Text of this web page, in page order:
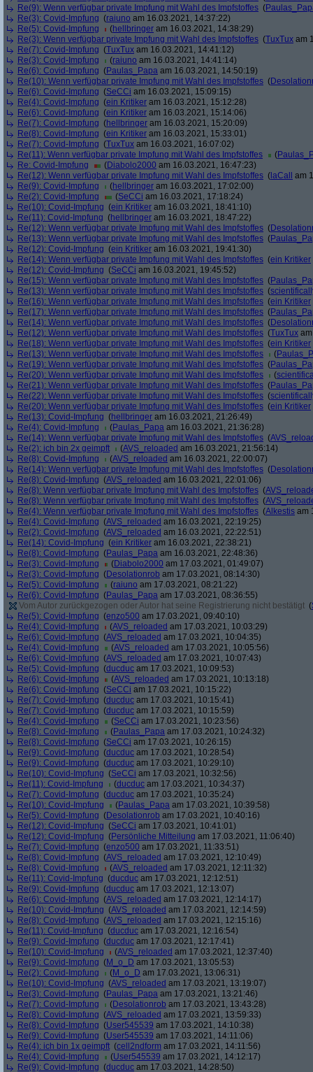
Re(9): Wenn verfügbar private Impfung mit Wahl des Impfstoffes (
Re(3): Covid-Impfung (raiuno am 16.03.2021, 14:37:22)
Re(5): Covid-Impfung
(hellbringer am 16.03.2021, 14:38:29)
Re(3): Wenn verfügbar private Impfung mit Wahl des Impfstoffes (TuxTux am
Re(7): Covid-Impfung (TuxTux am 16.03.2021, 14:41:12)
Re(3): Covid-Impfung
(raiuno am 16.03.2021, 14:41:14)
Re(6): Covid-Impfung (Paulas_Papa am 16.03.2021, 14:50:19)
Re(10): Wenn verfügbar private Impfung mit Wahl des Impfstoffes (
Re(6): Covid-Impfung (SeCCi am 16.03.2021, 15:09:15)
Re(4): Covid-Impfung (ein Kritiker am 16.03.2021, 15:12:28)
Re(6): Covid-Impfung (ein Kritiker am 16.03.2021, 15:14:06)
Re(7): Covid-Impfung (hellbringer am 16.03.2021, 15:20:09)
Re(8): Covid-Impfung (ein Kritiker am 16.03.2021, 15:33:01)
Re(7): Covid-Impfung (TuxTux am 16.03.2021, 16:07:02)
Re(11): Wenn verfügbar private Impfung mit Wahl des Impfstoffes
(
Re: Covid-Impfung
(Diabolo2000 am 16.03.2021, 16:47:23)
Re(12): Wenn verfügbar private Impfung mit Wahl des Impfstoffes ( laCall
am
Re(9): Covid-Impfung
(hellbringer am 16.03.2021, 17:02:00)
Re(2): Covid-Impfung
(SeCCi am 16.03.2021, 17:18:24)
Re(10): Covid-Impfung (ein Kritiker am 16.03.2021, 18:41:10)
Re(11): Covid-Impfung (hellbringer am 16.03.2021, 18:47:22)
Re(12): Wenn verfügbar private Impfung mit Wahl des Impfstoffes (
Re(13): Wenn verfügbar private Impfung mit Wahl des Impfstoffes (
Re(12): Covid-Impfung (ein Kritiker am 16.03.2021, 19:41:30)
Re(14): Wenn verfügbar private Impfung mit Wahl des Impfstoffes (ein Kritiker
Re(12): Covid-Impfung (SeCCi am 16.03.2021, 19:45:52)
Re(15): Wenn verfügbar private Impfung mit Wahl des Impfstoffes (
Re(13): Wenn verfügbar private Impfung mit Wahl des Impfstoffes (
Re(16): Wenn verfügbar private Impfung mit Wahl des Impfstoffes (ein Kritiker
Re(17): Wenn verfügbar private Impfung mit Wahl des Impfstoffes (
Re(14): Wenn verfügbar private Impfung mit Wahl des Impfstoffes (
Re(12): Wenn verfügbar private Impfung mit Wahl des Impfstoffes (TuxTux
Re(18): Wenn verfügbar private Impfung mit Wahl des Impfstoffes (ein Kritiker
Re(13): Wenn verfügbar private Impfung mit Wahl des Impfstoffes
(
Re(19): Wenn verfügbar private Impfung mit Wahl des Impfstoffes (
Re(20): Wenn verfügbar private Impfung mit Wahl des Impfstoffes
(
Re(21): Wenn verfügbar private Impfung mit Wahl des Impfstoffes (
Re(22): Wenn verfügbar private Impfung mit Wahl des Impfstoffes (
Re(20): Wenn verfügbar private Impfung mit Wahl des Impfstoffes (ein Kritiker
Re(13): Covid-Impfung (hellbringer am 16.03.2021, 21:26:49)
Re(4): Covid-Impfung
(Paulas_Papa am 16.03.2021, 21:36:28)
Re(14): Wenn verfügbar private Impfung mit Wahl des Impfstoffes (
Re(2): ich bin 2x geimpft
(AVS_reloaded am 16.03.2021, 21:56:14)
Re(8): Covid-Impfung
(AVS_reloaded am 16.03.2021, 22:00:07)
Re(14): Wenn verfügbar private Impfung mit Wahl des Impfstoffes (
Re(8): Covid-Impfung (AVS_reloaded am 16.03.2021, 22:01:06)
Re(8): Wenn verfügbar private Impfung mit Wahl des Impfstoffes (
Re(8): Wenn verfügbar private Impfung mit Wahl des Impfstoffes (
Re(4): Wenn verfügbar private Impfung mit Wahl des Impfstoffes (Alkestis am
Re(4): Covid-Impfung (AVS_reloaded am 16.03.2021, 22:19:25)
Re(2): Covid-Impfung (AVS_reloaded am 16.03.2021, 22:22:51)
Re(14): Covid-Impfung (ein Kritiker am 16.03.2021, 22:38:21)
Re(8): Covid-Impfung (Paulas_Papa am 16.03.2021, 22:48:36)
Re(3): Covid-Impfung
(Diabolo2000 am 17.03.2021, 01:49:07)
Re(3): Covid-Impfung (Desolationrob am 17.03.2021, 08:14:30)
Re(5): Covid-Impfung
(raiuno am 17.03.2021, 08:21:22)
Re(6): Covid-Impfung (Paulas_Papa am 17.03.2021, 08:36:55)
Vom Autor zurückgezogen oder Autor hat seine Registrierung nicht bestätigt (
Re(5): Covid-Impfung (enzo500 am 17.03.2021, 09:40:10)
Re(4): Covid-Impfung
(AVS_reloaded am 17.03.2021, 10:03:29)
Re(6): Covid-Impfung (AVS_reloaded am 17.03.2021, 10:04:35)
Re(4): Covid-Impfung
(AVS_reloaded am 17.03.2021, 10:05:56)
Re(6): Covid-Impfung (AVS_reloaded am 17.03.2021, 10:07:43)
Re(5): Covid-Impfung (ducduc am 17.03.2021, 10:09:53)
Re(6): Covid-Impfung
(AVS_reloaded am 17.03.2021, 10:13:18)
Re(6): Covid-Impfung (SeCCi am 17.03.2021, 10:15:22)
Re(7): Covid-Impfung (ducduc am 17.03.2021, 10:15:41)
Re(7): Covid-Impfung (ducduc am 17.03.2021, 10:15:59)
Re(4): Covid-Impfung
(SeCCi am 17.03.2021, 10:23:56)
Re(8): Covid-Impfung
(Paulas_Papa am 17.03.2021, 10:24:32)
Re(8): Covid-Impfung (SeCCi am 17.03.2021, 10:26:15)
Re(9): Covid-Impfung (ducduc am 17.03.2021, 10:28:54)
Re(9): Covid-Impfung (ducduc am 17.03.2021, 10:29:10)
Re(10): Covid-Impfung (SeCCi am 17.03.2021, 10:32:56)
Re(11): Covid-Impfung
(ducduc am 17.03.2021, 10:34:37)
Re(7): Covid-Impfung (ducduc am 17.03.2021, 10:35:24)
Re(10): Covid-Impfung
(Paulas_Papa am 17.03.2021, 10:39:58)
Re(5): Covid-Impfung (Desolationrob am 17.03.2021, 10:40:16)
Re(12): Covid-Impfung (SeCCi am 17.03.2021, 10:41:01)
Re(12): Covid-Impfung (Persönliche Mitteilung am 17.03.2021, 11:06:40)
Re(7): Covid-Impfung (enzo500 am 17.03.2021, 11:33:51)
Re(8): Covid-Impfung (AVS_reloaded am 17.03.2021, 12:10:49)
Re(8): Covid-Impfung
(AVS_reloaded am 17.03.2021, 12:11:32)
Re(11): Covid-Impfung (ducduc am 17.03.2021, 12:12:51)
Re(9): Covid-Impfung (ducduc am 17.03.2021, 12:13:07)
Re(6): Covid-Impfung (AVS_reloaded am 17.03.2021, 12:14:17)
Re(10): Covid-Impfung (AVS_reloaded am 17.03.2021, 12:14:59)
Re(8): Covid-Impfung (AVS_reloaded am 17.03.2021, 12:15:16)
Re(11): Covid-Impfung (ducduc am 17.03.2021, 12:16:54)
Re(9): Covid-Impfung (ducduc am 17.03.2021, 12:17:41)
Re(10): Covid-Impfung
(AVS_reloaded am 17.03.2021, 12:37:40)
Re(9): Covid-Impfung (M_o_D am 17.03.2021, 13:05:53)
Re(2): Covid-Impfung
(M_o_D am 17.03.2021, 13:06:31)
Re(10): Covid-Impfung (AVS_reloaded am 17.03.2021, 13:19:07)
Re(3): Covid-Impfung (Paulas_Papa am 17.03.2021, 13:21:46)
Re(7): Covid-Impfung
(Desolationrob am 17.03.2021, 13:43:28)
Re(8): Covid-Impfung (AVS_reloaded am 17.03.2021, 13:59:33)
Re(8): Covid-Impfung (User545539 am 17.03.2021, 14:10:38)
Re(9): Covid-Impfung (User545539 am 17.03.2021, 14:11:06)
Re(4): ich bin 1x geimpft (cell2ndform am 17.03.2021, 14:11:56)
Re(4): Covid-Impfung
(User545539 am 17.03.2021, 14:12:17)
Re(9): Covid-Impfung (ducduc am 17.03.2021, 14:28:50)